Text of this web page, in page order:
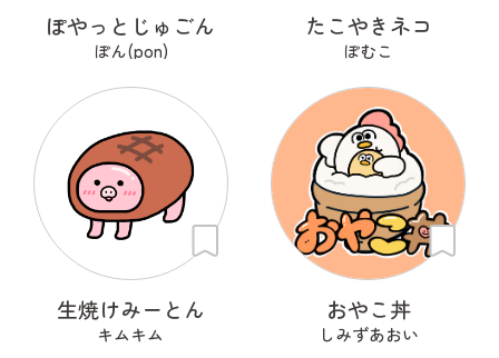
ぽやっとじゅごん
ぽん(pon)
たこやきネコ
ぽむこ
生焼けみーとん
キムキム
おやこ丼
しみずあおい